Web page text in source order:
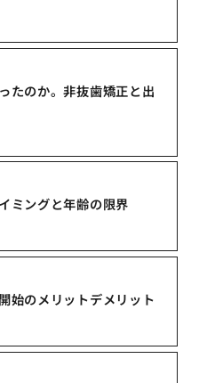
たのか。非抜歯矯正と出
ミングと年齢の限界
始のメリットデメリット